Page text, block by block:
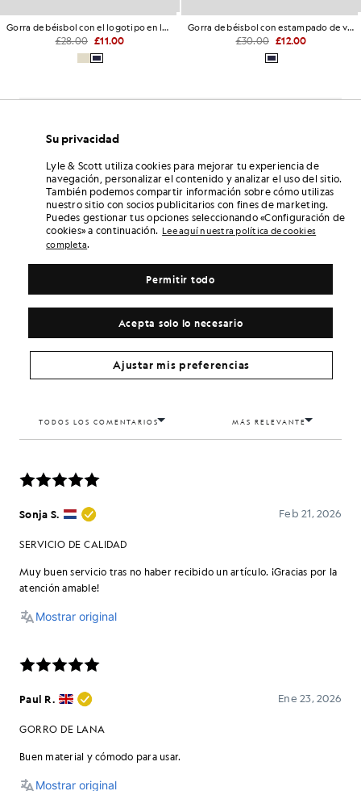
Gorra de béisbol con el logotipo en letra cursiva
£28.00 £11.00
Gorra de béisbol con estampado de vitrales
£30.00 £12.00
Su privacidad
Lyle & Scott utiliza cookies para mejorar tu experiencia de
navegación, personalizar el contenido y analizar el uso del sitio.
También podemos compartir información sobre cómo utilizas
nuestro sitio con socios publicitarios con fines de marketing.
Puedes gestionar tus opciones seleccionando «Configuración de
cookies» a continuación. Lee aquí nuestra política de cookies
completa.
Acepta solo lo necesario
Permitir todo
Ajustar mis preferencias